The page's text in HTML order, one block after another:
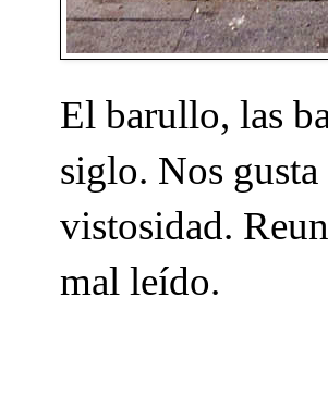
El barullo, las
siglo. Nos
vistosidad.
mal leído.